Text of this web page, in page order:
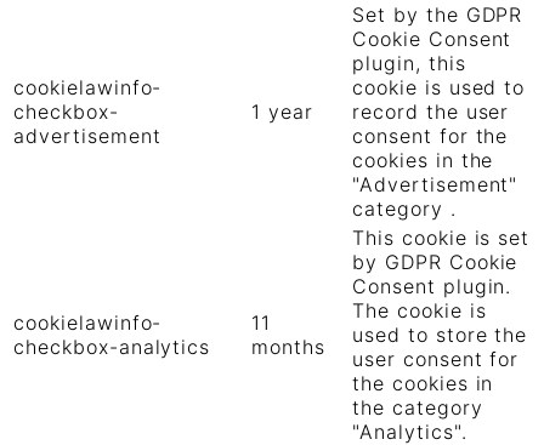
cookielawinfo-
checkbox-
advertisement
1 year
Set by the GDPR
Cookie Consent
plugin, this
cookie is used to
record the user
consent for the
cookies in the
"Advertisement"
category .
cookielawinfo-
checkbox-analytics
11
months
This cookie is set
by GDPR Cookie
Consent plugin.
The cookie is
used to store the
user consent for
the cookies in
the category
"Analytics".